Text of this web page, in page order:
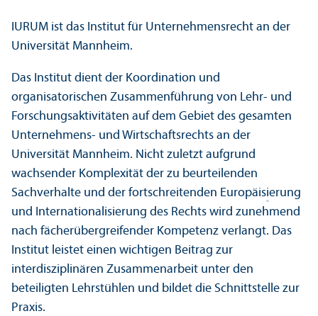
IURUM ist das Institut für Unter­nehmens­recht an der
Universität Mannheim.
Das Institut dient der Koordination und
organisatorischen Zusammenführung von Lehr- und
Forschungs­aktivitäten auf dem Gebiet des gesamten
Unter­nehmens- und Wirtschafts­rechts an der
Universität Mannheim. Nicht zuletzt aufgrund
wachsender Komplexität der zu beurteilenden
Sachverhalte und der fortschreitenden Europäisierung
und Internationalisierung des Rechts wird zunehmend
nach fächer­übergreifender Kompetenz verlangt. Das
Institut leistet einen wichtigen Beitrag zur
interdisziplinären Zusammenarbeit unter den
beteiligten Lehr­stühlen und bildet die Schnittstelle zur
Praxis.